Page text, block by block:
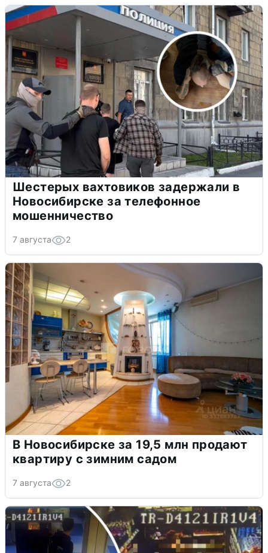
Шестерых вахтовиков задержали в
Новосибирске за телефонное
мошенничество
7 августа 2
В Новосибирске за 19,5 млн продают
квартиру с зимним садом
7 августа 2